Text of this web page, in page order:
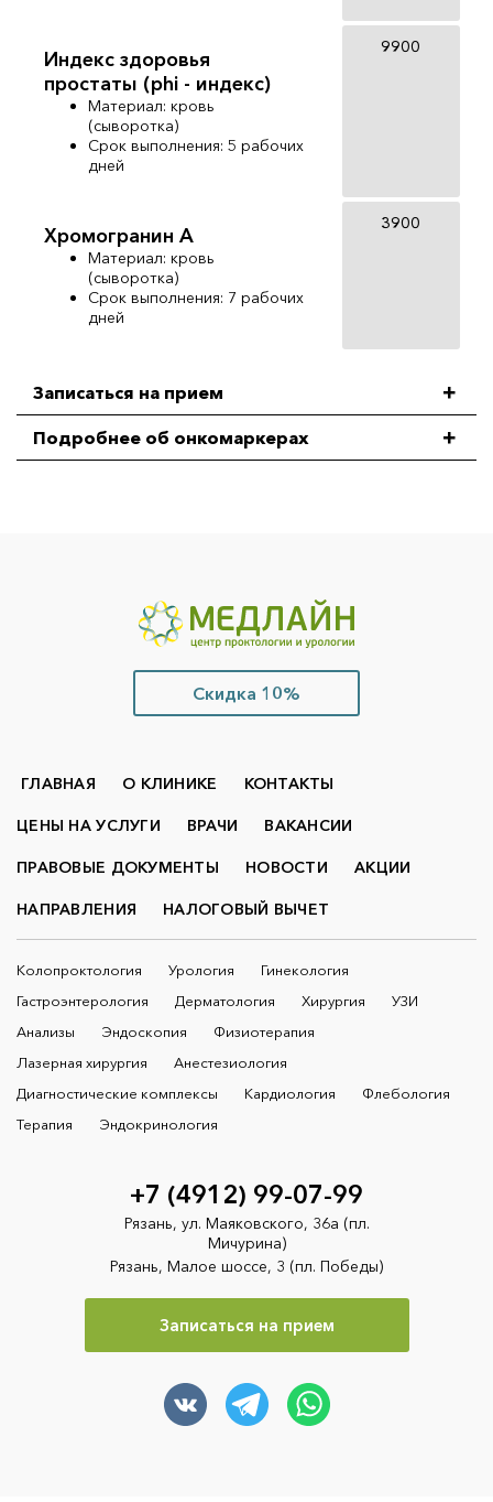
Индекс здоровья
простаты (phi - индекс)
Материал: кровь
(сыворотка)
Срок выполнения: 5 рабочих
дней
9900
Хромогранин А
Материал: кровь
(сыворотка)
Срок выполнения: 7 рабочих
дней
3900
Записаться на прием
Подробнее об онкомаркерах
Скидка 10%
ГЛАВНАЯ О КЛИНИКЕ КОНТАКТЫ
ЦЕНЫ НА УСЛУГИ ВРАЧИ ВАКАНСИИ
ПРАВОВЫЕ ДОКУМЕНТЫ НОВОСТИ АКЦИИ
НАПРАВЛЕНИЯ НАЛОГОВЫЙ ВЫЧЕТ
Колопроктология Урология
Гинекология
Гастроэнтерология
Дерматология Хирургия
УЗИ
Анализы
Эндоскопия
Физиотерапия
Лазерная хирургия
Анестезиология
Диагностические комплексы
Кардиология
Флебология
Терапия
Эндокринология
+7 (4912) 99-07-99
Рязань, ул. Маяковского, 36а (пл.
Мичурина)
Рязань, Малое шоссе, 3 (пл. Победы)
Записаться на прием